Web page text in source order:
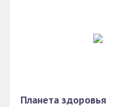
Планета здоровья